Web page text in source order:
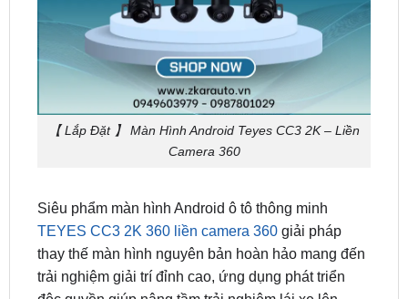
【 Lắp Đặt 】 Màn Hình Android Teyes CC3 2K – Liền
Camera 360
Siêu phẩm màn hình Android ô tô thông minh
thay thế màn hình nguyên bản hoàn hảo mang đến
trải nghiệm giải trí đỉnh cao, ứng dụng phát triển
độc quyền giúp nâng tầm trải nghiệm lái xe lên
đẳng cấp mới.